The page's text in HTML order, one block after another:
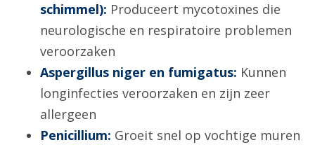
schimmel): Produceert mycotoxines die
neurologische en respiratoire problemen
veroorzaken
Aspergillus niger en fumigatus: Kunnen
longinfecties veroorzaken en zijn zeer
allergeen
Penicillium: Groeit snel op vochtige muren